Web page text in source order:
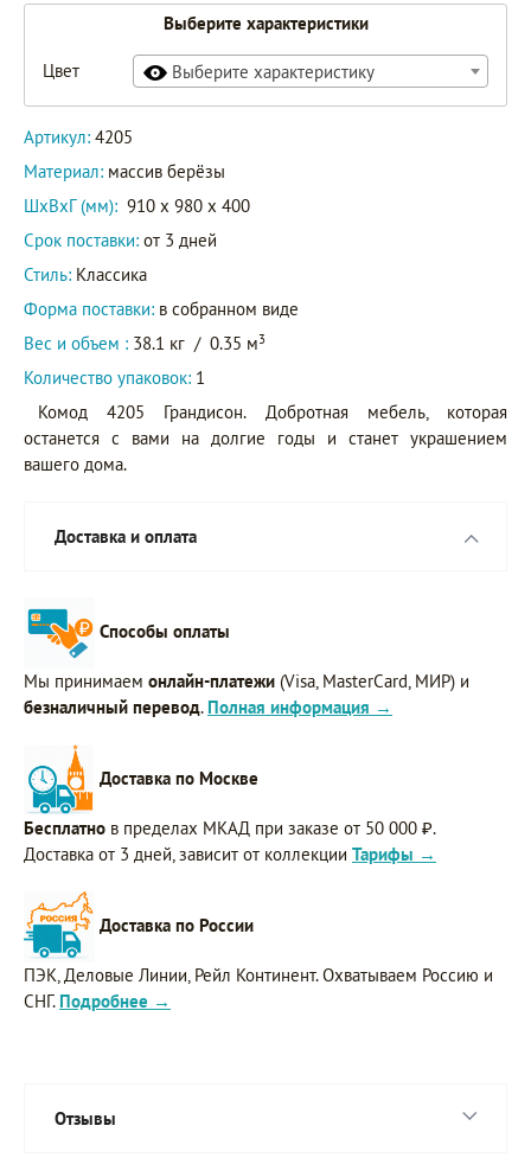
Выберите характеристики
Цвет Выберите характеристику
Артикул: 4205
Материал: массив берёзы
ШxВxГ (мм): 910 x 980 x 400
Срок поставки: от 3 дней
Стиль: Классика
Форма поставки: в собранном виде
Вес и объем : 38.1 кг / 0.35 м3
Количество упаковок: 1
Комод 4205 Грандисон. Добротная мебель, которая
останется с вами на долгие годы и станет украшением
вашего дома.
Доставка и оплата
Способы оплаты
Мы принимаем онлайн-платежи (Visa, MasterCard, МИР) и
безналичный перевод. Полная информация →
Доставка по Москве
Бесплатно в пределах МКАД при заказе от 50 000 ₽.
Доставка от 3 дней, зависит от коллекции Тарифы →
Доставка по России
ПЭК, Деловые Линии, Рейл Континент. Охватываем Россию и
СНГ. Подробнее →
Отзывы